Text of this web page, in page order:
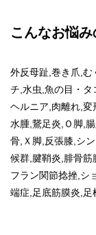
こんなお悩
外反母趾,巻き爪,む
チ,水虫,魚の目・タ
ヘルニア,肉離れ,
水腫,鵞足炎,Ｏ脚,
骨,Ｘ脚,反張膝,シ
候群,腱鞘炎,腓骨筋
フラン関節捻挫,シ
端症,足底筋膜炎,足